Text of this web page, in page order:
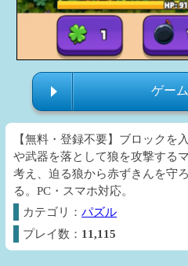
ゲー
【無料・登録不要】ブロックを
や武器を落として狼を攻撃する
考え、迫る狼から赤ずきんを守
る。PC・スマホ対応。
カテゴリ：パズル
プレイ数： 11,115